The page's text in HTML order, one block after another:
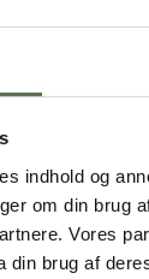
indhold og
om din brug
Vores
din brug af